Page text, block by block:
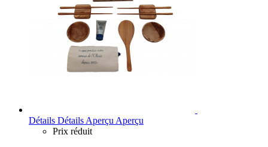
Détails Détails Aperçu Aperçu
Prix réduit